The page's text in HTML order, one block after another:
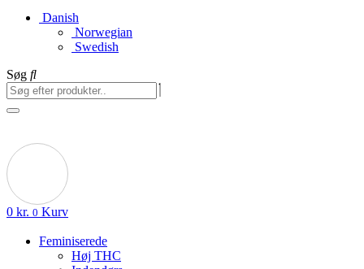
Danish
Norwegian
Swedish
Søg
0 kr. 0 Kurv
Feminiserede
Høj THC